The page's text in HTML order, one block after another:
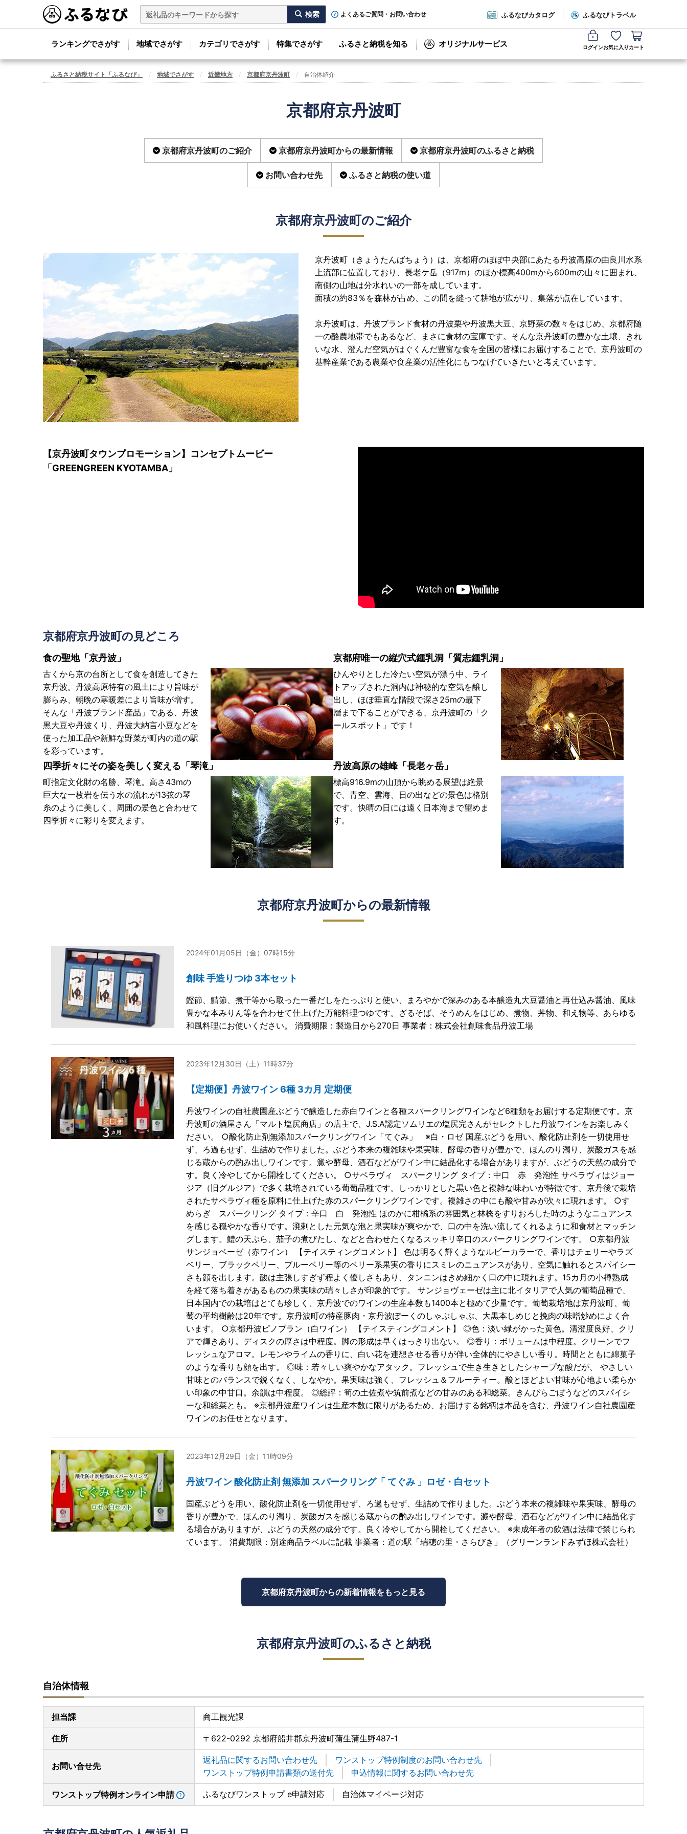
よくあるご質問・お問い合わせ ふるなびカタログ ふるなびトラベル
ランキングでさがす 地域でさがす カテゴリでさがす 特集でさがす ふるさと納税を知る オリジナルサービス ログインお気に入り カート
ふるさと納税サイト「ふるなび」 地域でさがす 近畿地方 京都府京丹波町 自治体紹介
京都府京丹波町
京都府京丹波町のご紹介 京都府京丹波町からの最新情報 京都府京丹波町のふるさと納税
お問い合わせ先 ふるさと納税の使い道
京都府京丹波町のご紹介
京丹波町（きょうたんばちょう）は、京都府のほぼ中央部にあたる丹波高原の由良川水系
上流部に位置しており、長老ケ岳（917m）のほか標高400mから600mの山々に囲まれ、
南側の山地は分水れいの一部を成しています。
面積の約83％を森林が占め、この間を縫って耕地が広がり、集落が点在しています。
京丹波町は、丹波ブランド食材の丹波栗や丹波黒大豆、京野菜の数々をはじめ、京都府随
一の酪農地帯でもあるなど、まさに食材の宝庫です。そんな京丹波町の豊かな土壌、きれ
いな水、澄んだ空気がはぐくんだ豊富な食を全国の皆様にお届けすることで、京丹波町の
基幹産業である農業や食産業の活性化にもつなげていきたいと考えています。
【京丹波町タウンプロモーション】コンセプトムービー
「GREENGREEN KYOTAMBA」
京都府京丹波町の見どころ
食の聖地「京丹波」
古くから京の台所として食を創造してきた
京丹波。丹波高原特有の風土により旨味が
膨らみ、朝晩の寒暖差により旨味が増す。
そんな「丹波ブランド産品」である、丹波
黒大豆や丹波くり、丹波大納言小豆などを
使った加工品や新鮮な野菜が町内の道の駅
を彩っています。
京都府唯一の縦穴式鍾乳洞「質志鍾乳洞」
ひんやりとした冷たい空気が漂う中、ライ
トアップされた洞内は神秘的な空気を醸し
出し、ほぼ垂直な階段で深さ25mの最下
層まで下ることができる、京丹波町の「ク
ールスポット」です！
四季折々にその姿を美しく変える「琴滝」
町指定文化財の名勝、琴滝。高さ43mの
巨大な一枚岩を伝う水の流れが13弦の琴
糸のように美しく、周囲の景色と合わせて
四季折々に彩りを変えます。
丹波高原の雄峰「長老ヶ岳」
標高916.9mの山頂から眺める展望は絶景
で、青空、雲海、日の出などの景色は格別
です。快晴の日には遠く日本海まで望めま
す。
京都府京丹波町からの最新情報
2024年01月05日（金）07時15分
創味 手造りつゆ 3本セット
鰹節、鯖節、煮干等から取った一番だしをたっぷりと使い、まろやかで深みのある本醸造丸大豆醤油と再仕込み醤油、風味
豊かな本みりん等を合わせて仕上げた万能料理つゆです。ざるそば、そうめんをはじめ、煮物、丼物、和え物等、あらゆる
和風料理にお使いください。 消費期限：製造日から270日 事業者：株式会社創味食品丹波工場
2023年12月30日（土）11時37分
【定期便】丹波ワイン 6種 3カ月 定期便
丹波ワインの自社農園産ぶどうで醸造した赤白ワインと各種スパークリングワインなど6種類をお届けする定期便です。京
丹波町の酒屋さん「マルト塩尻商店」の店主で、J.S.A認定ソムリエの塩尻完さんがセレクトした丹波ワインをお楽しみく
ださい。 ○酸化防止剤無添加スパークリングワイン「てぐみ」 ※白・ロゼ 国産ぶどうを用い、酸化防止剤を一切使用せ
ず、ろ過もせず、生詰めで作りました。ぶどう本来の複雑味や果実味、酵母の香りが豊かで、ほんのり濁り、炭酸ガスを感
じる蔵からの酌み出しワインです。澱や酵母、酒石などがワイン中に結晶化する場合がありますが、ぶどうの天然の成分で
す。良く冷やしてから開栓してください。 ○サペラヴィ スパークリング タイプ：中口 赤 発泡性 サペラヴィはジョー
ジア（旧グルジア）で多く栽培されている葡萄品種です。しっかりとした黒い色と複雑な味わいが特徴です。京丹後で栽培
されたサペラヴィ種を原料に仕上げた赤のスパークリングワインです。複雑さの中にも酸や甘みが次々に現れます。 ○す
めらぎ スパークリング タイプ：辛口 白 発泡性 ほのかに柑橘系の雰囲気と林檎をすりおろした時のようなニュアンス
を感じる穏やかな香りです。溌剌とした元気な泡と果実味が爽やかで、口の中を洗い流してくれるように和食材とマッチン
グします。鱧の天ぷら、茄子の煮びたし、などと合わせたくなるスッキリ辛口のスパークリングワインです。 ○京都丹波
サンジョベーゼ（赤ワイン） 【テイスティングコメント】 色は明るく輝くようなルビーカラーで、香りはチェリーやラズ
ベリー、ブラックベリー、ブルーベリー等のベリー系果実の香りにスミレのニュアンスがあり、空気に触れるとスパイシー
さも顔を出します。酸は主張しすぎず程よく優しさもあり、タンニンはきめ細かく口の中に現れます。15カ月の小樽熟成
を経て落ち着きがあるものの果実味の瑞々しさが印象的です。 サンジョヴェーゼは主に北イタリアで人気の葡萄品種で、
日本国内での栽培はとても珍しく、京丹波でのワインの生産本数も1400本と極めて少量です。葡萄栽培地は京丹波町、葡
萄の平均樹齢は20年です。京丹波町の特産豚肉・京丹波ぽーくのしゃぶしゃぶ、大黒本しめじと挽肉の味噌炒めによく合
います。 ○京都丹波ピノブラン（白ワイン） 【テイスティングコメント】 ◎色：淡い緑がかった黄色。清澄度良好、クリ
アで輝きあり。ディスクの厚さは中程度。脚の形成は早くはっきり出ない。 ◎香り：ボリュームは中程度。クリーンでフ
レッシュなアロマ。レモンやライムの香りに、白い花を連想させる香りが伴い全体的にやさしい香り。時間とともに綿菓子
のような香りも顔を出す。 ◎味：若々しい爽やかなアタック。フレッシュで生き生きとしたシャープな酸だが、 やさしい
甘味とのバランスで鋭くなく、しなやか。果実味は強く、フレッシュ＆フルーティー。酸とほどよい甘味が心地よい柔らか
い印象の中甘口。余韻は中程度。 ◎総評：筍の土佐煮や筑前煮などの甘みのある和総菜。きんぴらごぼうなどのスパイシ
ーな和総菜とも。 ※京都丹波産ワインは生産本数に限りがあるため、お届けする銘柄は本品を含む、丹波ワイン自社農園産
ワインのお任せとなります。
2023年12月29日（金）11時09分
丹波ワイン 酸化防止剤 無添加 スパークリング「 てぐみ 」ロゼ・白セット
国産ぶどうを用い、酸化防止剤を一切使用せず、ろ過もせず、生詰めで作りました。ぶどう本来の複雑味や果実味、酵母の
香りが豊かで、ほんのり濁り、炭酸ガスを感じる蔵からの酌み出しワインです。澱や酵母、酒石などがワイン中に結晶化す
る場合がありますが、ぶどうの天然の成分です。良く冷やしてから開栓してください。 ※未成年者の飲酒は法律で禁じられ
ています。 消費期限：別途商品ラベルに記載 事業者：道の駅「瑞穂の里・さらびき」（グリーンランドみずほ株式会社）
京都府京丹波町からの新着情報をもっと見る
京都府京丹波町のふるさと納税
自治体情報
担当課 商工観光課
住所 〒622-0292 京都府船井郡京丹波町蒲生蒲生野487-1
お問い合せ先
返礼品に関するお問い合わせ先
ワンストップ特例制度のお問い合わせ先
ワンストップ特例申請書類の送付先
申込情報に関するお問い合わせ先
ワンストップ特例オンライン申請 ふるなびワンストップ e申請対応 自治体マイページ対応